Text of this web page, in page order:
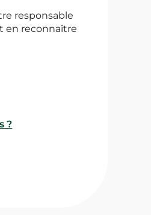
responsable
en reconnaître
?